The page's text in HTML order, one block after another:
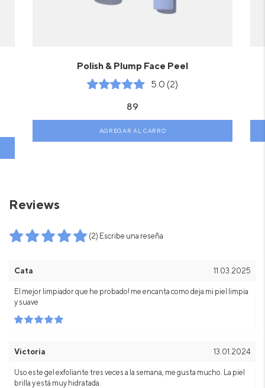
Polish & Plump Face Peel
5.0 (2)
89
AGREGAR AL CARRO
Reviews
(2) Escribe una reseña
Cata 11.03.2025
El mejor limpiador que he probado! me encanta como deja mi piel limpia
y suave
Victoria 13.01.2024
Uso este gel exfoliante tres veces a la semana, me gusta mucho. La piel
brilla y está muy hidratada.